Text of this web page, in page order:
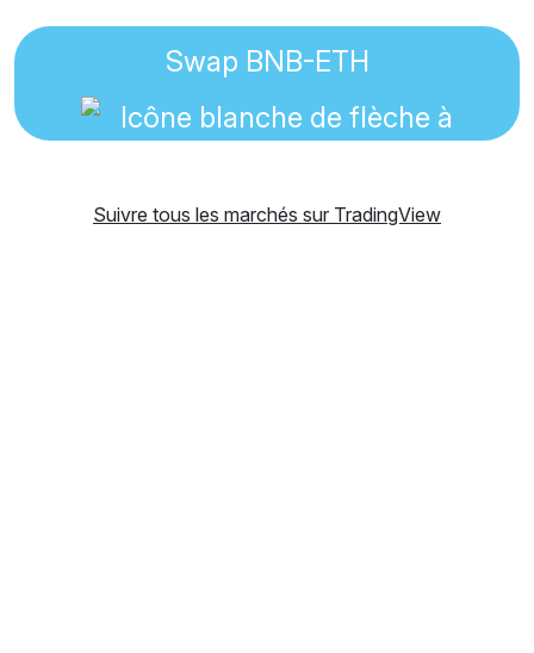
Swap BNB-ETH
Suivre tous les marchés sur TradingView